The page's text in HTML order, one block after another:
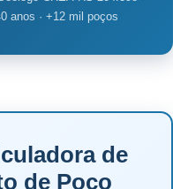
anos · +12 mil poços
de
de Poço